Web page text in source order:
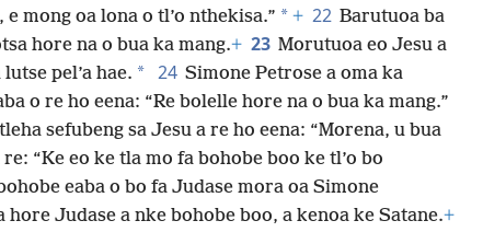
mong oa lona o tl’o nthekisa.” * + 22 Barutuoa ba
hore na o bua ka mang.+ 23 Morutuoa eo Jesu a
lutse pel’a hae. * 24 Simone Petrose a oma ka
o re ho eena: “Re bolelle hore na o bua ka mang.”
sefubeng sa Jesu a re ho eena: “Morena, u bua
re: “Ke eo ke tla mo fa bohobe boo ke tl’o bo
eaba o bo fa Judase mora oa Simone
hore Judase a nke bohobe boo, a kenoa ke Satane.+